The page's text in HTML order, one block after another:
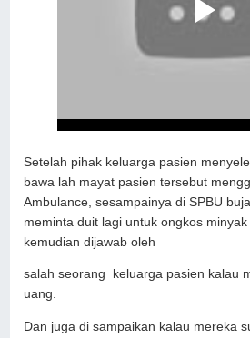
Setelah pihak keluarga pasien
bawa lah mayat pasien tersebut
Ambulance, sesampainya di SPBU
meminta duit lagi untuk ongkos
kemudian dijawab oleh
salah seorang keluarga pasien kalau
uang.
Dan juga di sampaikan kalau mereka